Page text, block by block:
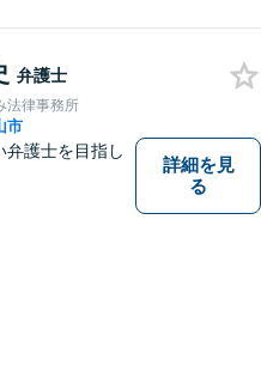
弁護士
法律事務所
市
弁護士を目指し
詳細を見
る